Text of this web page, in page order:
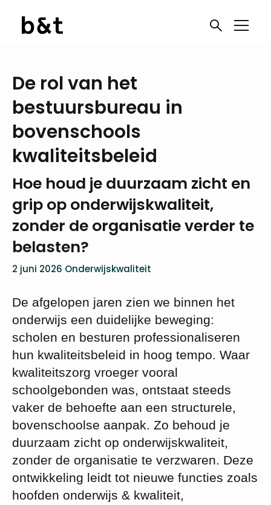
De rol van het
bestuursbureau in
bovenschools
kwaliteitsbeleid
Hoe houd je duurzaam zicht en
grip op onderwijskwaliteit,
zonder de organisatie verder te
belasten?
2 juni 2026 Onderwijskwaliteit
De afgelopen jaren zien we binnen het
onderwijs een duidelijke beweging:
scholen en besturen professionaliseren
hun kwaliteitsbeleid in hoog tempo. Waar
kwaliteitszorg vroeger vooral
schoolgebonden was, ontstaat steeds
vaker de behoefte aan een structurele,
bovenschoolse aanpak. Zo behoud je
duurzaam zicht op onderwijskwaliteit,
zonder de organisatie te verzwaren. Deze
ontwikkeling leidt tot nieuwe functies zoals
hoofden onderwijs & kwaliteit,